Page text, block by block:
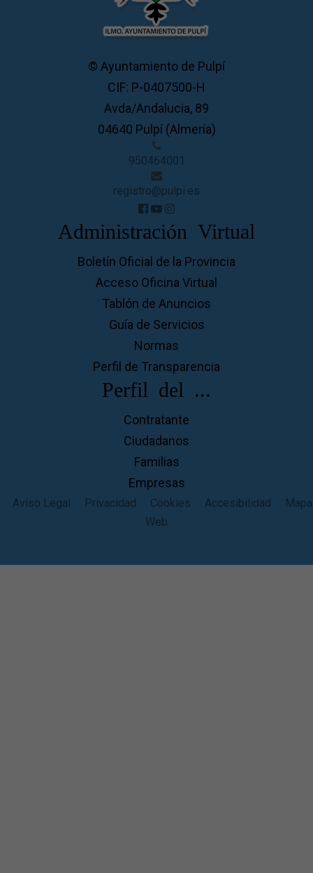
© Ayuntamiento de Pulpí
CIF: P-0407500-H
Avda/Andalucia, 89
04640 Pulpí (Almería)
950464001
registro@pulpi.es
Administración Virtual
Boletín Oficial de la Provincia
Acceso Oficina Virtual
Tablón de Anuncios
Guía de Servicios
Normas
Perfil de Transparencia
Perfil del ...
Contratante
Ciudadanos
Familias
Empresas
Aviso Legal Privacidad Cookies Accesibilidad
Mapa
Web